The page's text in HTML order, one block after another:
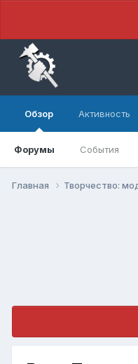
Обзор
Форумы События
Активность
Главная Творчество: